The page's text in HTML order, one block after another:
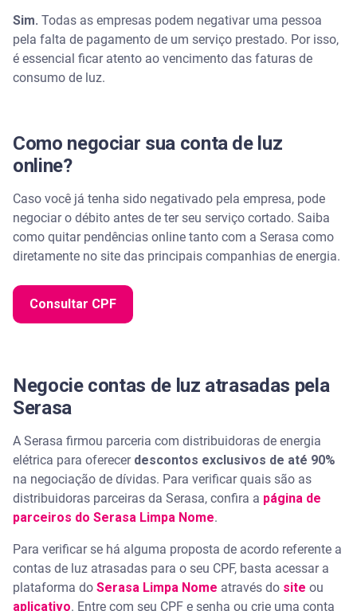
Quanto tempo posso ficar devendo a conta de luz?
Quantas contas de luz posso ficar sem pagar?
Como posso parcelar minha conta de luz pelo
WhatsApp?
Posso parcelar conta de luz atrasada?
Sim. Todas as empresas podem negativar uma pessoa
pela falta de pagamento de um serviço prestado. Por isso,
é essencial ficar atento ao vencimento das faturas de
consumo de luz.
Como negociar sua conta de luz
online?
Caso você já tenha sido negativado pela empresa, pode
negociar o débito antes de ter seu serviço cortado. Saiba
como quitar pendências online tanto com a Serasa como
diretamente no site das principais companhias de energia.
Consultar CPF
Negocie contas de luz atrasadas pela
Serasa
A Serasa firmou parceria com distribuidoras de energia
elétrica para oferecer descontos exclusivos de até 90%
na negociação de dívidas. Para verificar quais são as
distribuidoras parceiras da Serasa, confira a página de
parceiros do Serasa Limpa Nome.
Para verificar se há alguma proposta de acordo referente a
contas de luz atrasadas para o seu CPF, basta acessar a
plataforma do Serasa Limpa Nome através do site ou
aplicativo. Entre com seu CPF e senha ou crie uma conta